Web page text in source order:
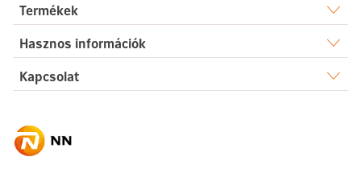
Rólunk
Sajtószoba
Karrier
Fenntarthatóság
Termékek
Élet
Egészség
Nyugdíj
Hasznos információk
Dokumentumtár
Akadálymentesség
Kapcsolat
Ügyintézés